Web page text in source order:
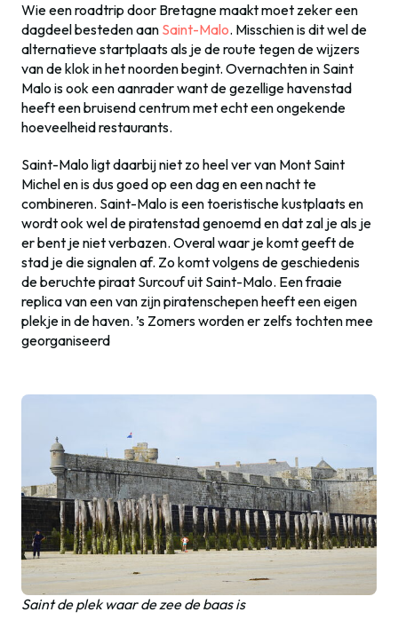
Wie een roadtrip door Bretagne maakt moet zeker een
dagdeel besteden aan Saint-Malo. Misschien is dit wel de
alternatieve startplaats als je de route tegen de wijzers
van de klok in het noorden begint. Overnachten in Saint
Malo is ook een aanrader want de gezellige havenstad
heeft een bruisend centrum met echt een ongekende
hoeveelheid restaurants.
Saint-Malo ligt daarbij niet zo heel ver van Mont Saint
Michel en is dus goed op een dag en een nacht te
combineren. Saint-Malo is een toeristische kustplaats en
wordt ook wel de piratenstad genoemd en dat zal je als je
er bent je niet verbazen. Overal waar je komt geeft de
stad je die signalen af. Zo komt volgens de geschiedenis
de beruchte piraat Surcouf uit Saint-Malo. Een fraaie
replica van een van zijn piratenschepen heeft een eigen
plekje in de haven. ’s Zomers worden er zelfs tochten mee
georganiseerd
Saint de plek waar de zee de baas is